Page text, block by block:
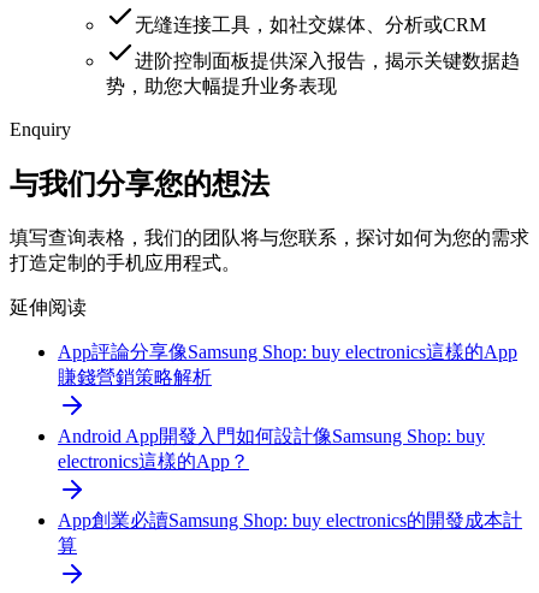
无缝连接工具，如社交媒体、分析或CRM
进阶控制面板提供深入报告，揭示关键数据趋
势，助您大幅提升业务表现
Enquiry
与我们分享您的想法
填写查询表格，我们的团队将与您联系，探讨如何为您的需求
打造定制的手机应用程式。
延伸阅读
App評論分享像Samsung Shop: buy electronics這樣的App
賺錢營銷策略解析
Android App開發入門如何設計像Samsung Shop: buy
electronics這樣的App？
App創業必讀Samsung Shop: buy electronics的開發成本計
算